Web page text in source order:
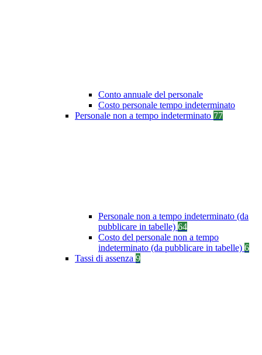
Conto annuale del personale
Costo personale tempo indeterminato
Personale non a tempo indeterminato 77
Personale non a tempo indeterminato (da
pubblicare in tabelle) 64
Costo del personale non a tempo
indeterminato (da pubblicare in tabelle) 6
Tassi di assenza 9